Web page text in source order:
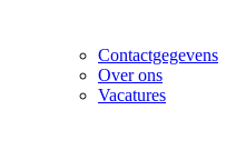
Contactgegevens
Over ons
Vacatures